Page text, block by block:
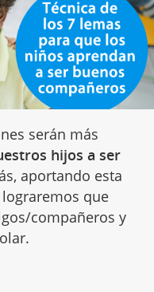
serán más
hijos a ser
aportando esta
que
compañeros y